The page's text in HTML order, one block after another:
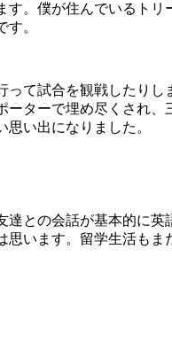
す。僕が住んでいるトリ
。
って試合を観戦したりし
ターで埋め尽くされ、
い出になりました。
達との会話が基本的に英
います。留学生活もま